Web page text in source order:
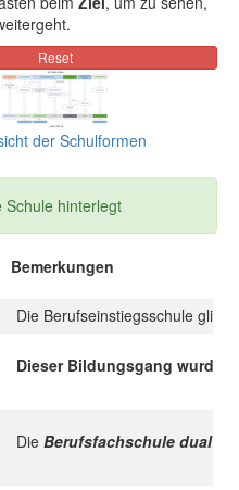
der Schulformen
Schule hinterlegt
Bemerkungen
Die Berufseinstiegsschule
Dieser Bildungsgang wurde
Die Berufsfachschule dual